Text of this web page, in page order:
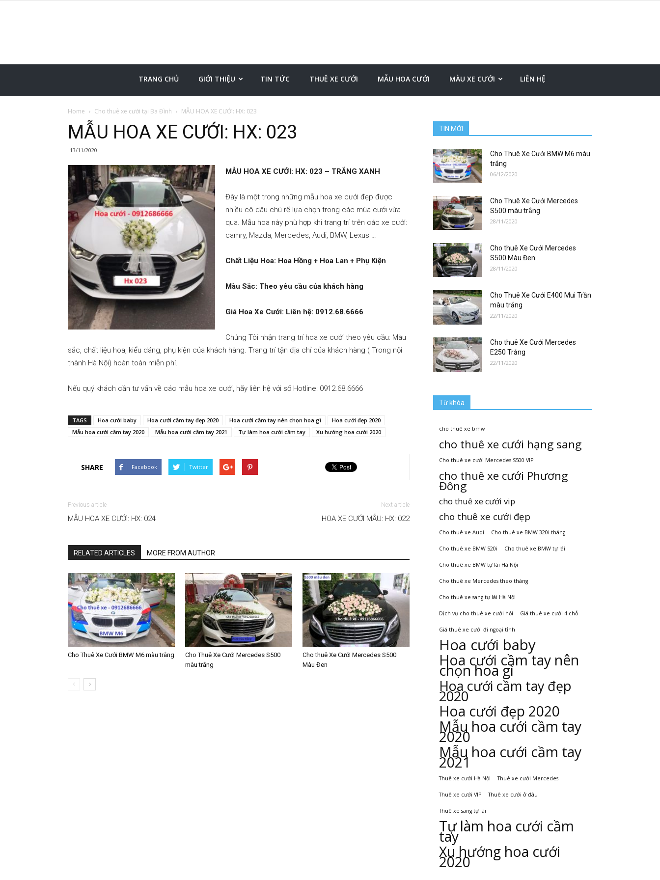
Đặt
bay
0912686666
xe
san
TRANG CHỦ GIỚI THIỆU TIN TỨC THUÊ XE CƯỚI MẪU HOA CƯỚI MÀU XE CƯỚI LIÊN HỆ
Home Cho thuê xe cưới tại Ba Đình MẪU HOA XE CƯỚI: HX: 023
MẪU HOA XE CƯỚI: HX: 023
13/11/2020
MẪU HOA XE CƯỚI: HX: 023 – TRẮNG XANH
Đây là một trong những mẫu hoa xe cưới đẹp được
nhiều cô dâu chú rể lựa chọn trong các mùa cưới vừa
qua. Mẫu hoa này phù hợp khi trang trí trên các xe cưới:
camry, Mazda, Mercedes, Audi, BMW, Lexus …
Chất Liệu Hoa: Hoa Hồng + Hoa Lan + Phụ Kiện
Màu Sắc: Theo yêu cầu của khách hàng
Giá Hoa Xe Cưới: Liên hệ: 0912.68.6666
Chúng Tôi nhận trang trí hoa xe cưới theo yêu cầu: Màu
sắc, chất liệu hoa, kiểu dáng, phụ kiện của khách hàng. Trang trí tận địa chỉ của khách hàng ( Trong nội
thành Hà Nội) hoàn toàn miễn phí.
Nếu quý khách cần tư vấn về các mẫu hoa xe cưới, hãy liên hệ với số Hotline: 0912.68.6666
TAGS Hoa cưới baby Hoa cưới cầm tay đẹp 2020 Hoa cưới cầm tay nên chọn hoa gì
Hoa cưới đẹp 2020
Mẫu hoa cưới cầm tay 2020
Mẫu hoa cưới cầm tay 2021 Tự làm hoa cưới cầm tay Xu hướng hoa cưới 2020
SHARE Facebook Twitter
Previous article
MẪU HOA XE CƯỚI: HX: 024
Next article
HOA XE CƯỚI MẪU: HX: 022
RELATED ARTICLES MORE FROM AUTHOR
Cho Thuê Xe Cưới BMW M6 màu trắng
Cho Thuê Xe Cưới Mercedes S500
màu trắng
Cho thuê Xe Cưới Mercedes S500
Màu Đen
TIN MỚI
Cho Thuê Xe Cưới BMW M6 màu
trắng
06/12/2020
Cho Thuê Xe Cưới Mercedes
S500 màu trắng
28/11/2020
Cho thuê Xe Cưới Mercedes
S500 Màu Đen
28/11/2020
Cho Thuê Xe Cưới E400 Mui Trần
màu trắng
22/11/2020
Cho thuê Xe Cưới Mercedes
E250 Trắng
22/11/2020
Từ khóa
cho thuê xe bmw
cho thuê xe cưới hạng sang
Cho thuê xe cưới Mercedes S500 VIP
cho thuê xe cưới Phương
Đông
cho thuê xe cưới vip
cho thuê xe cưới đẹp
Cho thuê xe Audi Cho thuê xe BMW 320i tháng
Cho thuê xe BMW 520i Cho thuê xe BMW tự lái
Cho thuê xe BMW tự lái Hà Nội
Cho thuê xe Mercedes theo tháng
Cho thuê xe sang tự lái Hà Nội
Dịch vụ cho thuê xe cưới hỏi Giá thuê xe cưới 4 chỗ
Giá thuê xe cưới đi ngoại tỉnh
Hoa cưới baby
Hoa cưới cầm tay nên
chọn hoa gì
Hoa cưới cầm tay đẹp
2020
Hoa cưới đẹp 2020
Mẫu hoa cưới cầm tay
2020
Mẫu hoa cưới cầm tay
2021
Thuê xe cưới Hà Nội Thuê xe cưới Mercedes
Thuê xe cưới VIP Thuê xe cưới ở đâu
Thuê xe sang tự lái
Tự làm hoa cưới cầm
tay
Xu hướng hoa cưới
2020